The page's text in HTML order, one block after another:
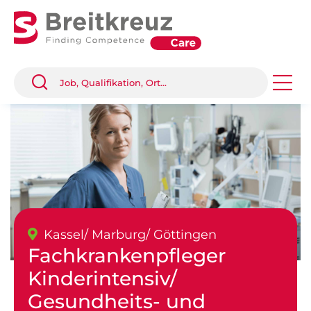
Kassel/ Marburg/ Göttingen
Fachkrankenpfleger
Kinderintensiv/
Gesundheits- und